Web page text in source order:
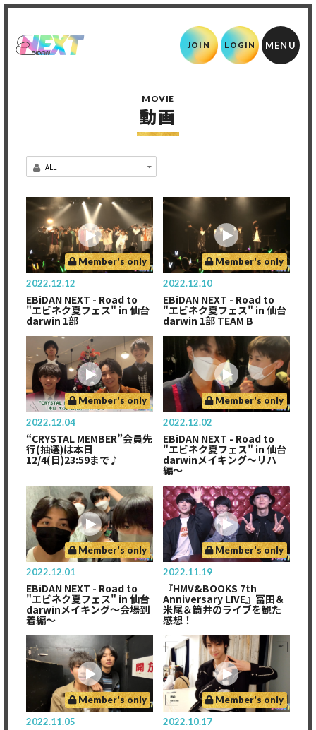
JOIN LOGIN
MOVIE
動画
Member's only
2022.12.12
EBiDAN NEXT - Road to
"エビネク夏フェス" in 仙台
darwin 1部
Member's only
2022.12.10
EBiDAN NEXT - Road to
"エビネク夏フェス" in 仙台
darwin 1部 TEAM B
Member's only
2022.12.04
“CRYSTAL MEMBER”会員先
行(抽選)は本日
12/4(日)23:59まで♪
Member's only
2022.12.02
EBiDAN NEXT - Road to
"エビネク夏フェス" in 仙台
darwinメイキング〜リハ
編〜
Member's only
2022.12.01
EBiDAN NEXT - Road to
"エビネク夏フェス" in 仙台
darwinメイキング〜会場到
着編〜
Member's only
2022.11.19
『HMV&BOOKS 7th
Anniversary LIVE』冨田＆
米尾＆筒井のライブを観た
感想！
Member's only
2022.11.05
Member's only
2022.10.17